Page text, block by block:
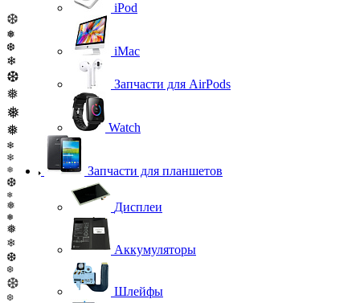
❆
❅
❆
❄
❆
❅
❅
❅
❄
❄
❅
❆
❄
❅
❅
❅
❄
❆
❆
❆
❆
iPod
iMac
Запчасти для AirPods
Watch
Запчасти для планшетов
Дисплеи
Аккумуляторы
Шлейфы